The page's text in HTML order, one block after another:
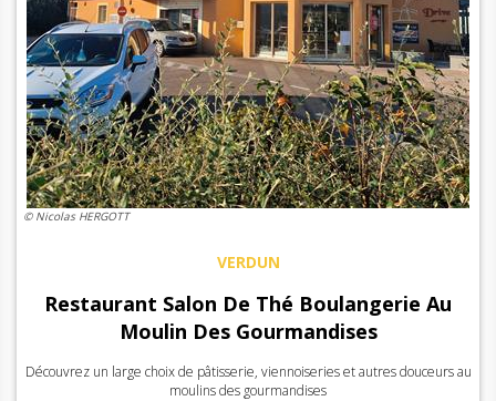
© Nicolas HERGOTT
VERDUN
Restaurant Salon De Thé Boulangerie Au
Moulin Des Gourmandises
Découvrez un large choix de pâtisserie, viennoiseries et autres douceurs au
moulins des gourmandises